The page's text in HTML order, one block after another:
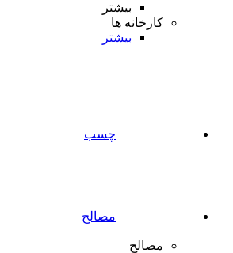
بیشتر
کارخانه ها
بیشتر
چسب
مصالح
مصالح